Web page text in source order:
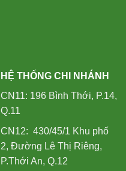
HỆ THỐNG CHI NHÁNH
CN11: 196 Bình Thới, P.14,
Q.11
CN12: 430/45/1 Khu phố
2, Đường Lê Thị Riêng,
P.Thới An, Q.12